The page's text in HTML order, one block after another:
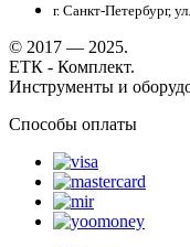
г. Санкт-Петербург,
© 2017 — 2025.
ЕТК - Комплект.
Инструменты и
Способы оплаты